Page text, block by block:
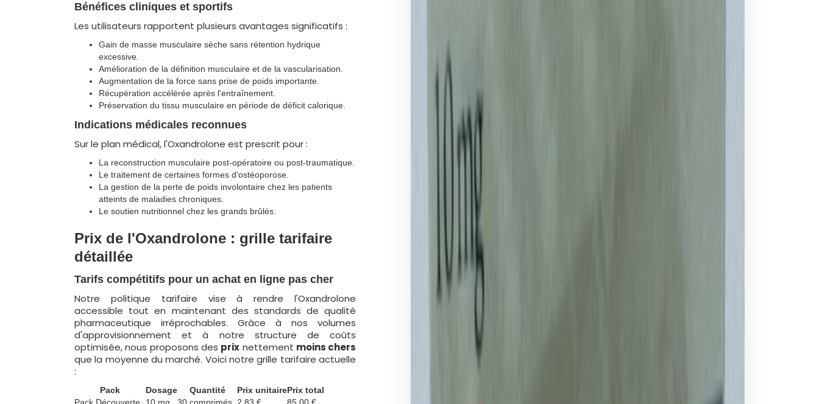
Bénéfices cliniques et sportifs
Les utilisateurs rapportent plusieurs avantages significatifs :
Gain de masse musculaire sèche sans rétention hydrique
excessive.
Amélioration de la définition musculaire et de la vascularisation.
Augmentation de la force sans prise de poids importante.
Récupération accélérée après l'entraînement.
Préservation du tissu musculaire en période de déficit calorique.
Indications médicales reconnues
Sur le plan médical, l'Oxandrolone est prescrit pour :
La reconstruction musculaire post-opératoire ou post-traumatique.
Le traitement de certaines formes d'ostéoporose.
La gestion de la perte de poids involontaire chez les patients
atteints de maladies chroniques.
Le soutien nutritionnel chez les grands brûlés.
Prix de l'Oxandrolone : grille tarifaire
détaillée
Tarifs compétitifs pour un achat en ligne pas cher
Notre politique tarifaire vise à rendre l'Oxandrolone
accessible tout en maintenant des standards de qualité
pharmaceutique irréprochables. Grâce à nos volumes
d'approvisionnement et à notre structure de coûts
optimisée, nous proposons des prix nettement moins chers
que la moyenne du marché. Voici notre grille tarifaire actuelle
:
Pack Dosage Quantité Prix unitairePrix total